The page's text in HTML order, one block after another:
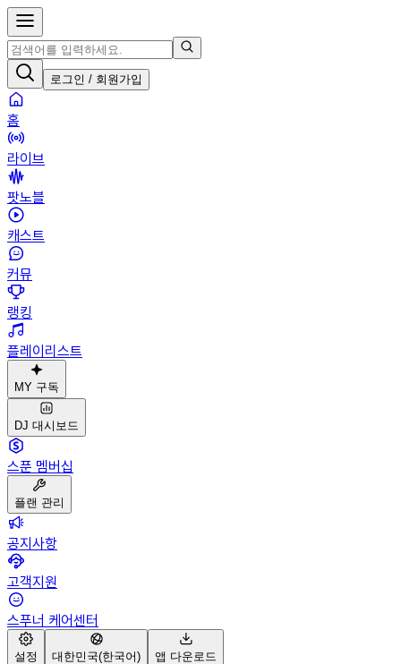
로그인 / 회원가입
홈
라이브
팟노블
캐스트
커뮤
랭킹
플레이리스트
MY 구독
DJ 대시보드
스푼 멤버십
플랜 관리
공지사항
고객지원
스푸너 케어센터
설정 대한민국(한국어) 앱 다운로드